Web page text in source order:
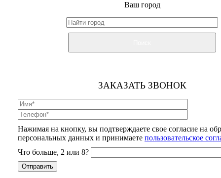
Ваш город
ЗАКАЗАТЬ ЗВОНОК
Нажимая на кнопку, вы подтверждаете свое согласие на
персональных данных и принимаете пользовательское
Что больше, 2 или 8?